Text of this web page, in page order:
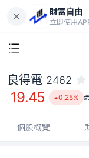
財富自由
立即使用
良得電 2462
19.45 0.25%
個股概覽